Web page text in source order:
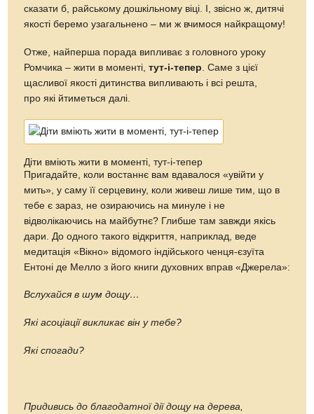
сказати б, райському дошкільному віці. І, звісно ж, дитячі
якості беремо узагальнено – ми ж вчимося найкращому!
Отже, найперша порада випливає з головного уроку
Ромчика – жити в моменті,тут-і-тепер . Саме з цієї
щасливої якості дитинства випливають і всі решта,
про які йтиметься далі.
Діти вміють жити в моменті, тут-і-тепер
Пригадайте, коли востаннє вам вдавалося «увійти у
мить», у саму її серцевину, коли живеш лише тим, що в
тебе є зараз, не озираючись на минуле і не
відволікаючись на майбутнє? Глибше там завжди якісь
дари. До одного такого відкриття, наприклад, веде
медитація «Вікно» відомого індійського ченця-єзуїта
Ентоні де Мелло з його книги духовних вправ «Джерела»:
Вслухайся в шум дощу…
Які асоціації викликає він у тебе?
Які спогади?
Придивись до благодатної дії дощу на дерева,